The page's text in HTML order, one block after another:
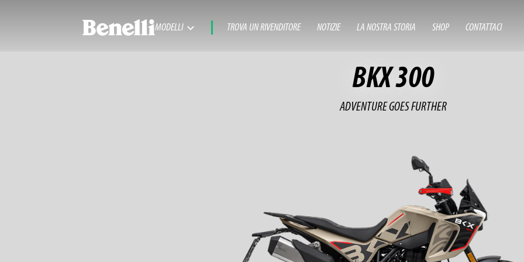
MODELLI TROVA UN RIVENDITORE NOTIZIE LA NOSTRA STORIA SHOP CONTATTACI
BKX 300
ADVENTURE GOES FURTHER